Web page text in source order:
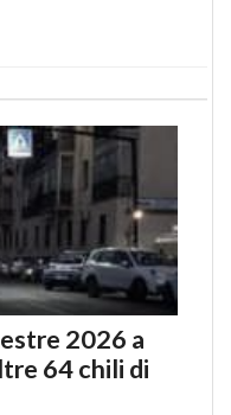
2026 a
64 chili di